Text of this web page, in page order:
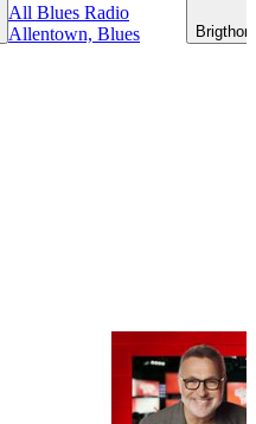
All Blues Radio
Allentown, Blues